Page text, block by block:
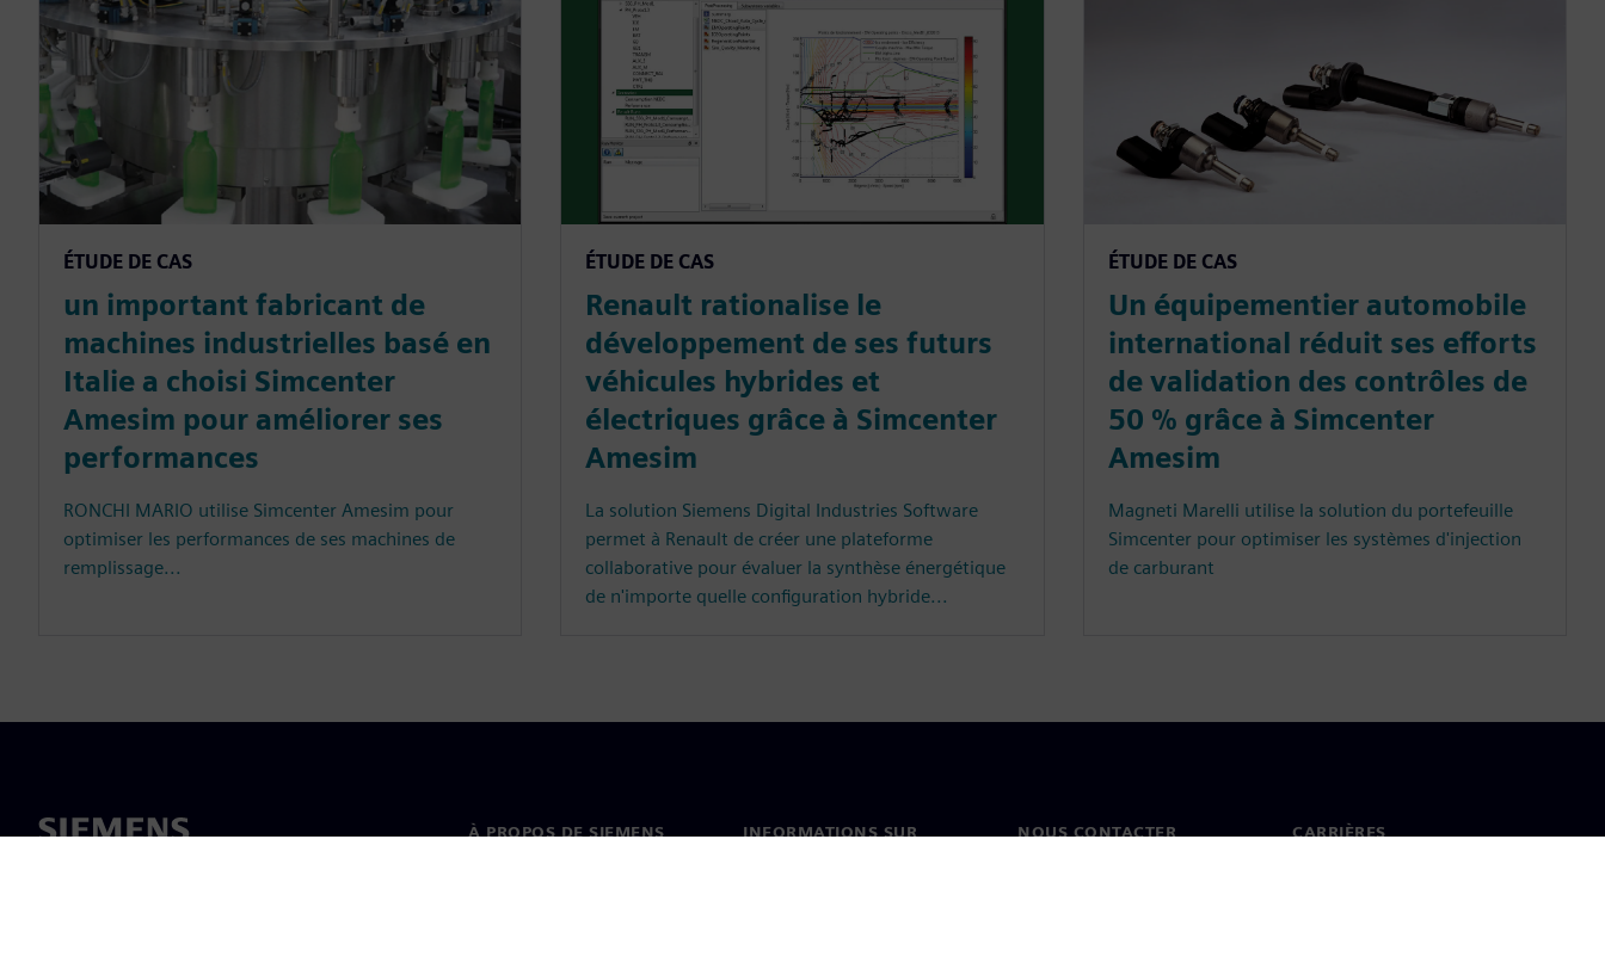
ÉTUDE DE CAS
un important fabricant de
machines industrielles basé en
Italie a choisi Simcenter
Amesim pour améliorer ses
performances
RONCHI MARIO utilise Simcenter Amesim pour
optimiser les performances de ses machines de
remplissage...
ÉTUDE DE CAS
Renault rationalise le
développement de ses futurs
véhicules hybrides et
électriques grâce à Simcenter
Amesim
La solution Siemens Digital Industries Software
permet à Renault de créer une plateforme
collaborative pour évaluer la synthèse énergétique
de n'importe quelle configuration hybride...
ÉTUDE DE CAS
Un équipementier automobile
international réduit ses efforts
de validation des contrôles de
50 % grâce à Simcenter
Amesim
Magneti Marelli utilise la solution du portefeuille
Simcenter pour optimiser les systèmes d'injection
de carburant
À PROPOS DE SIEMENS
INFORMATIONS SUR
NOUS CONTACTER CARRIÈRES